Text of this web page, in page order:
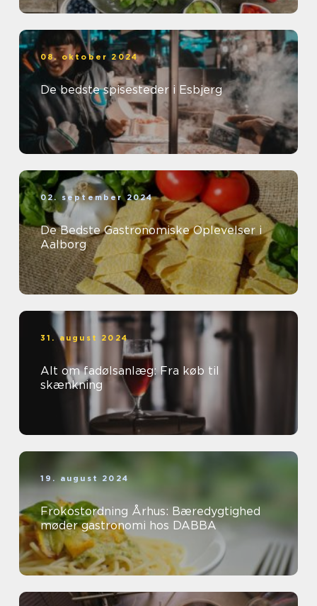
08. oktober 2024
De bedste spisesteder i Esbjerg
02. september 2024
De Bedste Gastronomiske Oplevelser i
Aalborg
31. august 2024
Alt om fadølsanlæg: Fra køb til
skænkning
19. august 2024
Frokostordning Århus: Bæredygtighed
møder gastronomi hos DABBA